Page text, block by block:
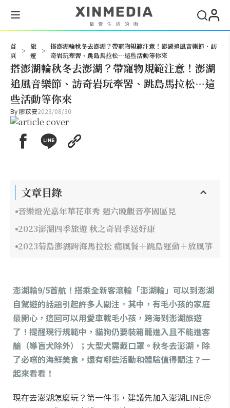
首
頁
>
旅
遊
>
搭澎湖輪秋冬去澎湖？帶寵物規範注意！澎湖追風音樂節、訪
奇岩玩牽罟、跳島馬拉松…這些活動等你來
搭澎湖輪秋冬去澎湖？帶寵物規範注意！澎湖
追風音樂節、訪奇岩玩牽罟、跳島馬拉松…這
些活動等你來
By廖苡安2023/08/30
文章目錄
音樂燈光嘉年華花車秀 週六晚觀音亭園區見
2023澎湖四季旅遊 秋之奇岩季送好康
2023菊島澎湖跨海馬拉松 痛風餐＋跳島運動＋放風箏
澎湖輪9/5首航！搭乘全新客滾輪「澎湖輪」可以到澎湖
自駕遊的話題引起許多人關注。其中，有毛小孩的家庭
最開心，這回可以用愛車載毛小孩，跨海到澎湖旅遊
了！提醒現行規範中，貓狗仍要裝箱籠進入且不能進客
艙（導盲犬除外）；大型犬需戴口罩。 秋冬去澎湖，除
了必嚐的海鮮美食，還有哪些活動和體驗值得關注？一
起來看看！
現在去澎湖怎麼玩？第一件事，建議先加入澎湖LINE＠